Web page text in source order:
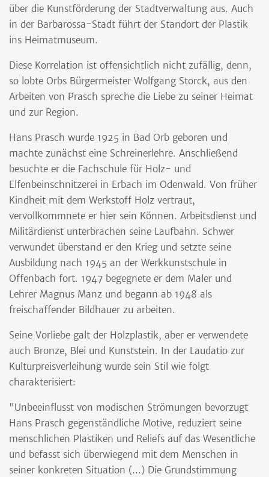
über die Kunstförderung der Stadtverwaltung aus. Auch
in der Barbarossa-Stadt führt der Standort der Plastik
ins Heimatmuseum.
Diese Korrelation ist offensichtlich nicht zufällig, denn,
so lobte Orbs Bürgermeister Wolfgang Storck, aus den
Arbeiten von Prasch spreche die Liebe zu seiner Heimat
und zur Region.
Hans Prasch wurde 1925 in Bad Orb geboren und
machte zunächst eine Schreinerlehre. Anschließend
besuchte er die Fachschule für Holz- und
Elfenbeinschnitzerei in Erbach im Odenwald. Von früher
Kindheit mit dem Werkstoff Holz vertraut,
vervollkommnete er hier sein Können. Arbeitsdienst und
Militärdienst unterbrachen seine Laufbahn. Schwer
verwundet überstand er den Krieg und setzte seine
Ausbildung nach 1945 an der Werkkunstschule in
Offenbach fort. 1947 begegnete er dem Maler und
Lehrer Magnus Manz und begann ab 1948 als
freischaffender Bildhauer zu arbeiten.
Seine Vorliebe galt der Holzplastik, aber er verwendete
auch Bronze, Blei und Kunststein. In der Laudatio zur
Kulturpreisverleihung wurde sein Stil wie folgt
charakterisiert:
"Unbeeinflusst von modischen Strömungen bevorzugt
Hans Prasch gegenständliche Motive, reduziert seine
menschlichen Plastiken und Reliefs auf das Wesentliche
und befasst sich überwiegend mit dem Menschen in
seiner konkreten Situation (…) Die Grundstimmung